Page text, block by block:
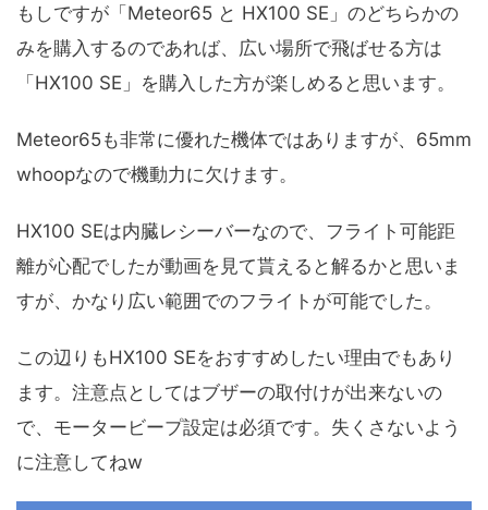
もしですが「Meteor65 と HX100 SE」のどちらかの
みを購入するのであれば、広い場所で飛ばせる方は
「HX100 SE」を購入した方が楽しめると思います。
Meteor65も非常に優れた機体ではありますが、65mm
whoopなので機動力に欠けます。
HX100 SEは内臓レシーバーなので、フライト可能距
離が心配でしたが動画を見て貰えると解るかと思いま
すが、かなり広い範囲でのフライトが可能でした。
この辺りもHX100 SEをおすすめしたい理由でもあり
ます。注意点としてはブザーの取付けが出来ないの
で、モータービープ設定は必須です。失くさないよう
に注意してねw